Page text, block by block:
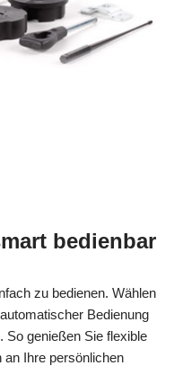
bedienbar
zu bedienen. Wählen
Bedienung
So genießen Sie flexible
an Ihre persönlichen